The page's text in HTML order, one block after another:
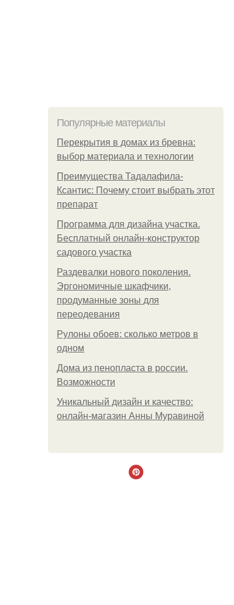
Популярные материалы
Перекрытия в домах из бревна:
выбор материала и технологии
Преимущества Тадалафила-
Ксантис: Почему стоит выбрать этот
препарат
Программа для дизайна участка.
Бесплатный онлайн-конструктор
садового участка
Раздевалки нового поколения.
Эргономичные шкафчики,
продуманные зоны для
переодевания
Рулоны обоев: сколько метров в
одном
Дома из пенопласта в россии.
Возможности
Уникальный дизайн и качество:
онлайн-магазин Анны Муравиной